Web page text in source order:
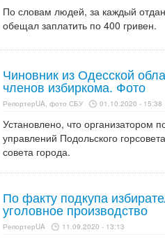
По словам людей, за каждый
обещал заплатить по 400 гривен.
Чиновник из Одесской
членов избиркома. Фото
РепортерUA, фото СБУ 01.10.2020 - 15:38
Установлено, что организатором
управлений Подольского
совета города.
По факту подкупа
уголовное производство
РепортерUA 11.09.2020 - 13:13